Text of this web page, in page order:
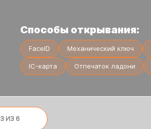
Способы открывания:
FaceID Механический ключ
IC-карта Отпечаток ладони
3 ИЗ 6